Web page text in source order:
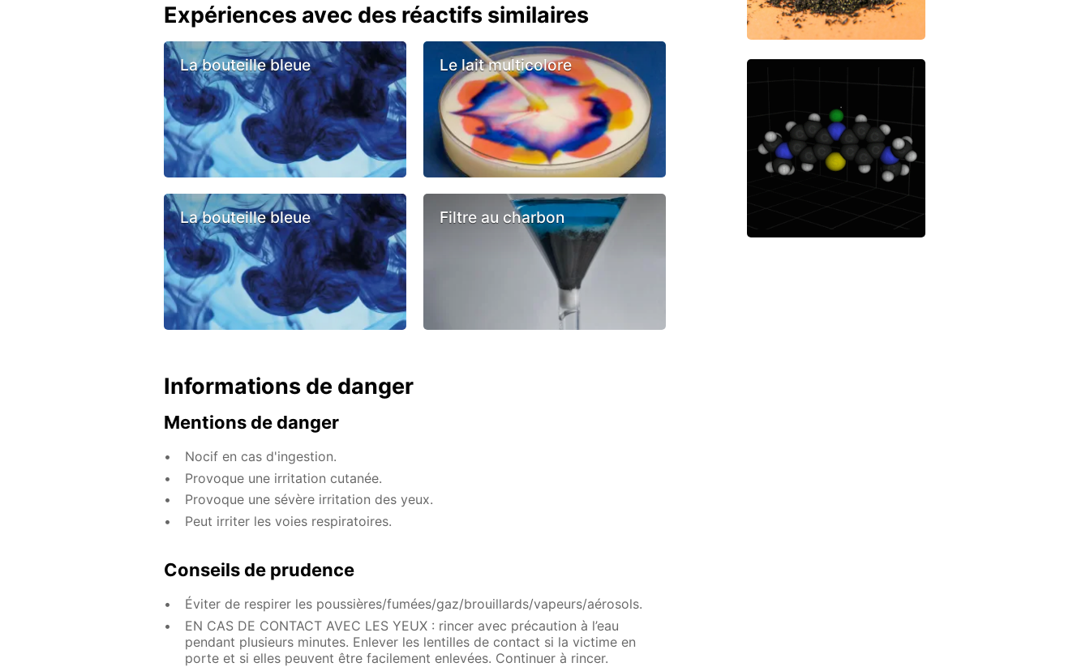
Expériences avec des réactifs similaires
La bouteille bleue Le lait multicolore
La bouteille bleue Filtre au charbon
Informations de danger
Mentions de danger
Nocif en cas d'ingestion.
Provoque une irritation cutanée.
Provoque une sévère irritation des yeux.
Peut irriter les voies respiratoires.
Conseils de prudence
Éviter de respirer les poussières/fumées/gaz/brouillards/vapeurs/aérosols.
EN CAS DE CONTACT AVEC LES YEUX : rincer avec précaution à l’eau
pendant plusieurs minutes. Enlever les lentilles de contact si la victime en
porte et si elles peuvent être facilement enlevées. Continuer à rincer.